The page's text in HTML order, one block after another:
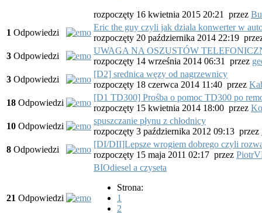
rozpoczęty 16 kwietnia 2015 20:21 przez
1 Odpowiedzi
Eric the guy czyli jak dziala konwerter w
rozpoczęty 20 października 2014 22:19
3 Odpowiedzi
UWAGA NA OSZUSTÓW
rozpoczęty 14 września 2014 06:31 przez
3 Odpowiedzi
[D2] srednica węzy od nagrzewnicy
rozpoczęty 18 czerwca 2014 11:40 przez
18 Odpowiedzi
[D1 TD300] Prośba o pomoc TD300 po
rozpoczęty 15 kwietnia 2014 18:00 przez
10 Odpowiedzi
spuszczanie płynu z chłodnicy
rozpoczęty 3 października 2012 09:13 przez
8 Odpowiedzi
[DI/DII]Lepsze wrogiem dobrego czyli
rozpoczęty 15 maja 2011 02:17 przez
21 Odpowiedzi
BIOdiesel a czyseta
Strona:
1
2